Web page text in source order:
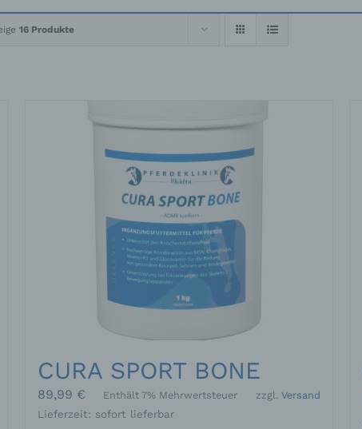
16 Produkte
CURA SPORT BONE
89,99 € Enthält 7% Mehrwertsteuer zzgl.Versand
Lieferzeit: sofort lieferbar